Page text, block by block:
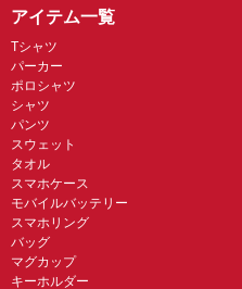
アイテム一覧
Tシャツ
パーカー
ポロシャツ
シャツ
パンツ
スウェット
タオル
スマホケース
モバイルバッテリー
スマホリング
バッグ
マグカップ
キーホルダー